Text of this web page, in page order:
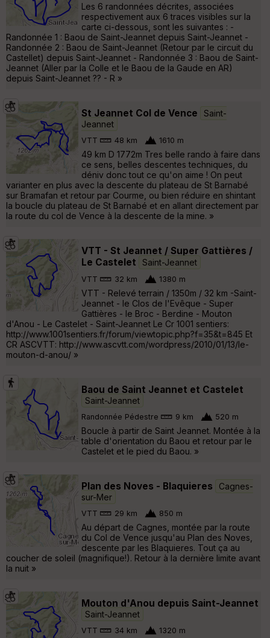
Les 6 randonnées décrites, associées
respectivement aux 6 traces visibles sur la
carte ci-dessous, sont les suivantes : -
Randonnée 1 : Baou de Saint-Jeannet depuis Saint-Jeannet -
Randonnée 2 : Baou de Saint-Jeannet (Retour par le circuit du
Castellet) depuis Saint-Jeannet - Randonnée 3 : Baou de Saint-
Jeannet (Aller par la Colle et le Baou de la Gaude en AR)
depuis Saint-Jeannet ?? - R »
St Jeannet Col de Vence
Saint-
Jeannet
VTT 48 km 1610 m
49 km D 1772m Tres belle rando à faire dans
ce sens, belles descentes techniques, du
déniv donc tout ce qu'on aime ! On peut
varianter en plus avec la descente du plateau de St Barnabé
sur Bramafan et retour par Courme, ou bien réduire en shintant
la boucle du plateau de St Barnabé et en allant directement par
la route du col de Vence à la descente de la mine. »
VTT - St Jeannet / Super Gattières /
Le Castelet
Saint-Jeannet
VTT 32 km 1380 m
VTT - Relevé terrain / 1350m / 32 km -Saint-
Jeannet - le Clos de l'Evêque - Super
Gattières - le Broc - Berdine - Mouton
d'Anou - Le Castelet - Saint-Jeannet Le Cr 1001 sentiers:
http://www.1001sentiers.fr/forum/viewtopic.php?f=35&t=845 Et
CR ASCVTT: http://www.ascvtt.com/wordpress/2010/01/13/le-
mouton-d-anou/ »
Baou de Saint Jeannet et Castelet
Saint-Jeannet
Randonnée Pédestre 9 km 520 m
Boucle à partir de Saint Jeannet. Montée à la
table d'orientation du Baou et retour par le
Castelet et le pied du Baou. »
Plan des Noves - Blaquieres
Cagnes-
sur-Mer
VTT 29 km 850 m
Au départ de Cagnes, montée par la route
du Col de Vence jusqu'au Plan des Noves,
descente par les Blaquieres. Tout ça au
coucher de soleil (magnifique!). Retour à la dernière limite avant
la nuit »
Mouton d'Anou depuis Saint-Jeannet
Saint-Jeannet
VTT 34 km 1320 m